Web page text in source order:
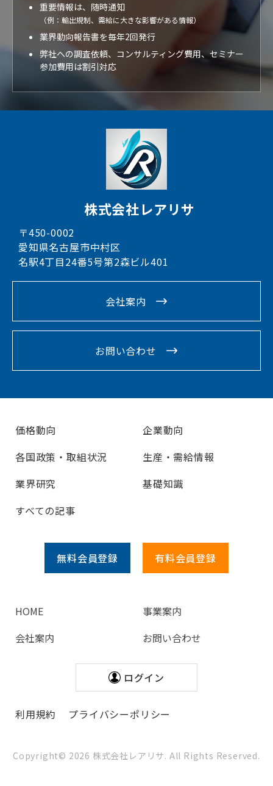
重要情報は、随時通知
（例：輸出規制、需給に大きな影響がある情報）
業界動向報告書を毎年2回発行
弊社への調査依頼、コンサルティング費用、セミナー
参加費用は割引対応
株式会社レアリサ
〒450-0002
愛知県名古屋市中村区
名駅4丁目24番5号第2森ビル401
会社案内
お問い合わせ
価格動向
企業動向
各国政策・取組状況
生産・需給情報
業界研究
基礎知識
すべての記事
無料会員登録 有料会員登録
HOME
事業案内
会社案内
お問い合わせ
ログイン
利用規約 プライバシーポリシー
Copyright© 2026 株式会社レアリサ. All Rights Reserved.